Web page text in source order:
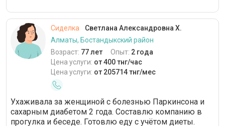
Сиделка
Светлана Александровна Х.
Алматы, Бостандыкский район
Возраст: 77 лет Опыт: 2 года
Цена услуги: от 400 тнг/час
Цена услуги: от 205714 тнг/мес
Ухаживала за женщиной с болезнью Паркинсона и
сахарным диабетом 2 года. Составлю компанию в
прогулка и беседе. Готовлю еду с учётом диеты.